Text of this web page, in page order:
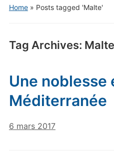
Home» Posts tagged 'Malte'
Tag Archives: Malte
Une noblesse
Méditerranée
6 mars 2017